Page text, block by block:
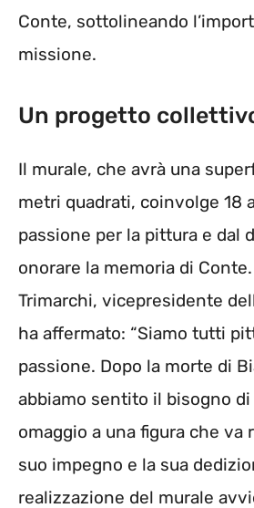
Conte, sottolineando
missione.
Un progetto
Il murale, che avrà una
metri quadrati, coinvolge 18
passione per la pittura e dal
onorare la memoria di
Trimarchi, vicepresidente
ha affermato: “Siamo tutti
passione. Dopo la morte di
abbiamo sentito il bisogno
omaggio a una figura che va
suo impegno e la sua
realizzazione del murale